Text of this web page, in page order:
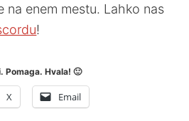
na enem mestu. Lahko nas
!
Pomaga. Hvala! 🙂
X Email